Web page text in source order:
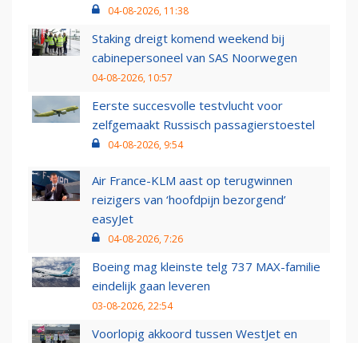
04-08-2026, 11:38
Staking dreigt komend weekend bij
cabinepersoneel van SAS Noorwegen
04-08-2026, 10:57
Eerste succesvolle testvlucht voor
zelfgemaakt Russisch passagierstoestel
04-08-2026, 9:54
Air France-KLM aast op terugwinnen
reizigers van ‘hoofdpijn bezorgend’
easyJet
04-08-2026, 7:26
Boeing mag kleinste telg 737 MAX-familie
eindelijk gaan leveren
03-08-2026, 22:54
Voorlopig akkoord tussen WestJet en